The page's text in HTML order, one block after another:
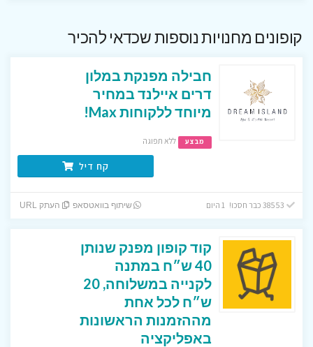
קופונים מחנויות נוספות שכדאי להכיר
חבילה מפנקת במלון
דרים איילנד במחיר
מיוחד ללקוחות Max!
מבצע ללא תפוגה
קח דיל
שיתוף בוואטסאפ העתק URL
קוד קופון מפנק שנותן
40 ש״ח במתנה
לקנייה במשלוחה, 20
ש״ח לכל אחת
מההזמנות הראשונות
באפליקציה